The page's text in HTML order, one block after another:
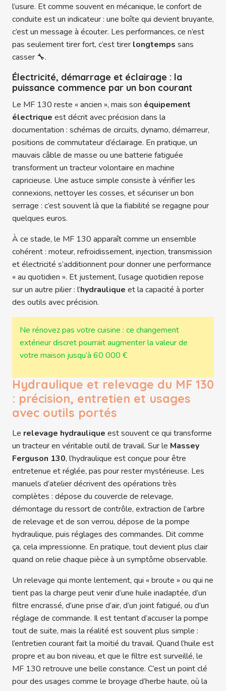
l’usure. Et comme souvent en mécanique, le confort de
conduite est un indicateur : une boîte qui devient bruyante,
c’est un message à écouter. Les performances, ce n’est
pas seulement tirer fort, c’est tirer longtemps sans
casser 🔧.
Électricité, démarrage et éclairage : la
puissance commence par un bon courant
Le MF 130 reste « ancien », mais son équipement
électrique est décrit avec précision dans la
documentation : schémas de circuits, dynamo, démarreur,
positions de commutateur d’éclairage. En pratique, un
mauvais câble de masse ou une batterie fatiguée
transforment un tracteur volontaire en machine
capricieuse. Une astuce simple consiste à vérifier les
connexions, nettoyer les cosses, et sécuriser un bon
serrage : c’est souvent là que la fiabilité se regagne pour
quelques euros.
À ce stade, le MF 130 apparaît comme un ensemble
cohérent : moteur, refroidissement, injection, transmission
et électricité s’additionnent pour donner une performance
« au quotidien ». Et justement, l’usage quotidien repose
sur un autre pilier : l’hydraulique et la capacité à porter
des outils avec précision.
Ne rénovez pas votre cuisine : ce changement
extérieur discret pourrait augmenter la valeur de
votre maison jusqu’à 60 000 €
Hydraulique et relevage du MF 130
: précision, entretien et usages
avec outils portés
Le relevage hydraulique est souvent ce qui transforme
un tracteur en véritable outil de travail. Sur le Massey
Ferguson 130, l’hydraulique est conçue pour être
entretenue et réglée, pas pour rester mystérieuse. Les
manuels d’atelier décrivent des opérations très
complètes : dépose du couvercle de relevage,
démontage du ressort de contrôle, extraction de l’arbre
de relevage et de son verrou, dépose de la pompe
hydraulique, puis réglages des commandes. Dit comme
ça, cela impressionne. En pratique, tout devient plus clair
quand on relie chaque pièce à un symptôme observable.
Un relevage qui monte lentement, qui « broute » ou qui ne
tient pas la charge peut venir d’une huile inadaptée, d’un
filtre encrassé, d’une prise d’air, d’un joint fatigué, ou d’un
réglage de commande. Il est tentant d’accuser la pompe
tout de suite, mais la réalité est souvent plus simple :
l’entretien courant fait la moitié du travail. Quand l’huile est
propre et au bon niveau, et que le filtre est surveillé, le
MF 130 retrouve une belle constance. C’est un point clé
pour des usages comme le broyage d’herbe haute, où la